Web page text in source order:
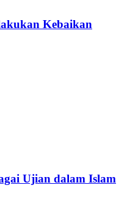
Kebaikan
Ujian dalam Islam